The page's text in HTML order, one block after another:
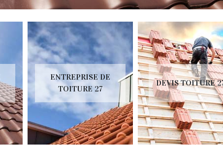
ENTREPRISE DE
TOITURE 27
DEVIS TOITURE